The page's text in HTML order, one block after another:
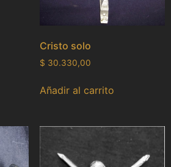
Cristo solo
$ 30.330,00
Añadir al carrito